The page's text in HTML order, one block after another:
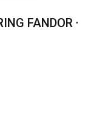
FANDOR ·